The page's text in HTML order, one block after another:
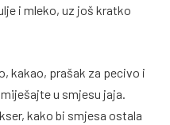
i mleko, uz još kratko
kakao, prašak za pecivo i
u smjesu jaja.
kako bi smjesa ostala